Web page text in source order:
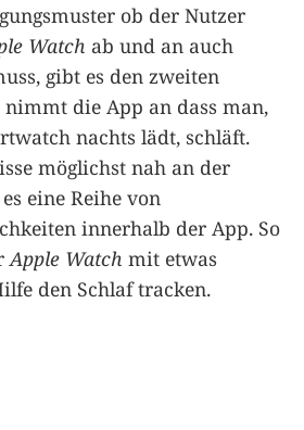
ob der Nutzer
Watch ab und an auch
gibt es den zweiten
die App an dass man,
nachts lädt, schläft.
möglichst nah an der
eine Reihe von
innerhalb der App. So
Apple Watch mit etwas
den Schlaf tracken.